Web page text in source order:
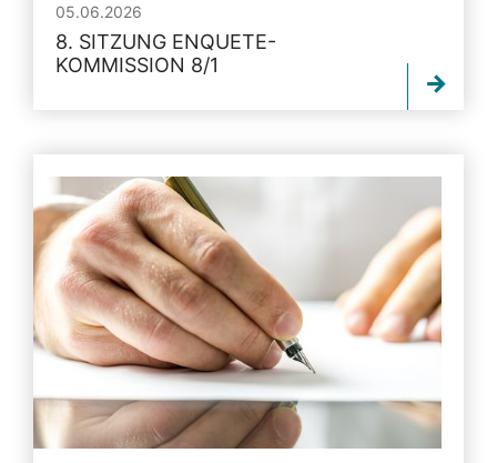
05.06.2026
8. SITZUNG ENQUETE-
KOMMISSION 8/1